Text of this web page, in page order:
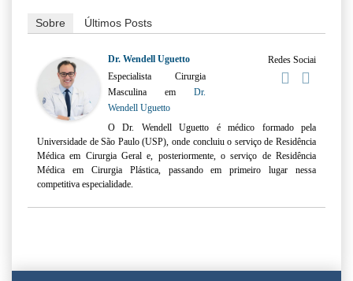
Sobre Últimos Posts
Redes Sociai
Dr. Wendell Uguetto
Especialista Cirurgia
Masculina em Dr.
Wendell Uguetto
O Dr. Wendell Uguetto é médico formado pela
Universidade de São Paulo (USP), onde concluiu o serviço de Residência
Médica em Cirurgia Geral e, posteriormente, o serviço de Residência
Médica em Cirurgia Plástica, passando em primeiro lugar nessa
competitiva especialidade.